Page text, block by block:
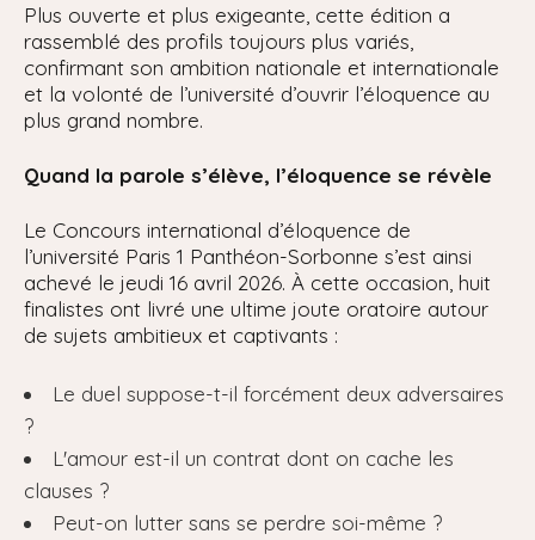
Plus ouverte et plus exigeante, cette édition a
rassemblé des profils toujours plus variés,
confirmant son ambition nationale et internationale
et la volonté de l’université d’ouvrir l’éloquence au
plus grand nombre.
Quand la parole s’élève, l’éloquence se révèle
Le Concours international d’éloquence de
l’université Paris 1 Panthéon-Sorbonne s’est ainsi
achevé le jeudi 16 avril 2026. À cette occasion, huit
finalistes ont livré une ultime joute oratoire autour
de sujets ambitieux et captivants :
Le duel suppose-t-il forcément deux adversaires
?
L'amour est-il un contrat dont on cache les
clauses ?
Peut-on lutter sans se perdre soi-même ?